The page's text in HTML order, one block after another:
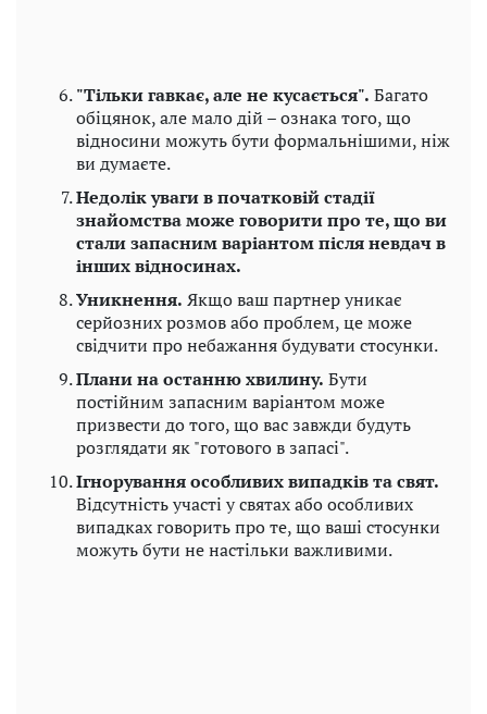
"Тільки гавкає, але не кусається". Багато
обіцянок, але мало дій – ознака того, що
відносини можуть бути формальнішими, ніж
ви думаєте.
Недолік уваги в початковій стадії
знайомства може говорити про те, що ви
стали запасним варіантом після невдач в
інших відносинах.
Уникнення. Якщо ваш партнер уникає
серйозних розмов або проблем, це може
свідчити про небажання будувати стосунки.
Плани на останню хвилину. Бути
постійним запасним варіантом може
призвести до того, що вас завжди будуть
розглядати як "готового в запасі".
Ігнорування особливих випадків та свят.
Відсутність участі у святах або особливих
випадках говорить про те, що ваші стосунки
можуть бути не настільки важливими.